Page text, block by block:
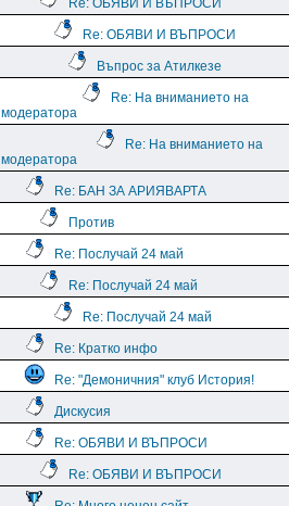
Re: ОБЯВИ И ВЪПРОСИ
Re: ОБЯВИ И ВЪПРОСИ
Въпрос за Атилкезе
Re: На вниманието на
модератора
Re: На вниманието на
модератора
Re: БАН ЗА АРИЯВАРТА
Против
Re: Послучай 24 май
Re: Послучай 24 май
Re: Послучай 24 май
Re: Кратко инфо
Re: "Демоничния" клуб История!
Дискусия
Re: ОБЯВИ И ВЪПРОСИ
Re: ОБЯВИ И ВЪПРОСИ